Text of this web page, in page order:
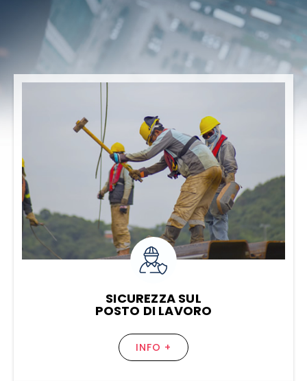
SICUREZZA SUL
POSTO DI LAVORO
INFO +